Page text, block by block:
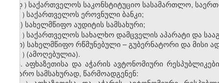
დ)საქართველოს საკონსტიტუციო სასამართლო,
)საქართველოს ეროვნული ბანკი;
ვ) სახელმწიფო აუდიტის სამსახური;
)საქართველოს სახალხო დამცველის აპარატი და
თ) სახელმწიფო რწმუნებული –გუბერნატორი და მისი
) (ამოღებულია).
3. აფხაზეთისა და აჭარის ავტონომიური
საჯარო სამსახურად, წარმოადგენენ: